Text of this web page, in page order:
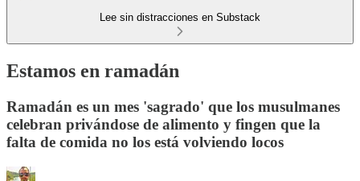
Lee sin distracciones en Substack
Estamos en ramadán
Ramadán es un mes 'sagrado' que los musulmanes
celebran privándose de alimento y fingen que la
falta de comida no los está volviendo locos